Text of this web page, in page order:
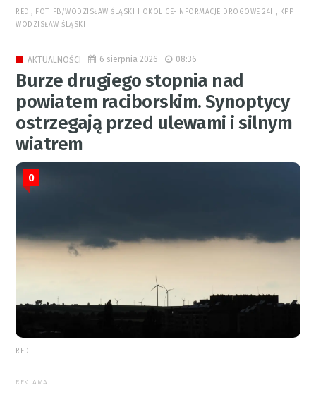
RED., FOT. FB/WODZISŁAW ŚLĄSKI I OKOLICE-INFORMACJE DROGOWE 24H, KPP
WODZISŁAW ŚLĄSKI
AKTUALNOŚCI 6 sierpnia 2026 08:36
Burze drugiego stopnia nad
powiatem raciborskim. Synoptycy
ostrzegają przed ulewami i silnym
wiatrem
0
RED.
REKLAMA